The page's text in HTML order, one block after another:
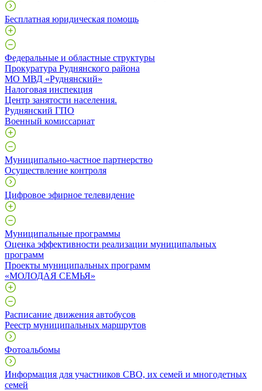
Бесплатная юридическая помощь
Федеральные и областные структуры
Прокуратура Руднянского района
МО МВД «Руднянский»
Налоговая инспекция
Центр занятости населения.
Руднянский ГПО
Военный комиссариат
Муниципально-частное партнерство
Осуществление контроля
Цифровое эфирное телевидение
Муниципальные программы
Оценка эффективности реализации муниципальных
программ
Проекты муниципальных программ
«МОЛОДАЯ СЕМЬЯ»
Расписание движения автобусов
Реестр муниципальных маршрутов
Фотоальбомы
Информация для участников СВО, их семей и многодетных
семей